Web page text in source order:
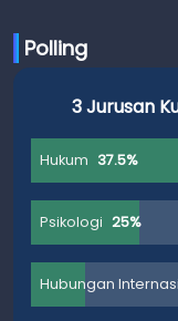
Polling
3 Jurusan
Hukum 37.5%
Psikologi 25%
Hubungan